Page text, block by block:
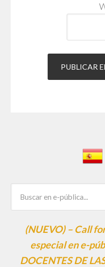
(NUEVO) – Call
especial en e-
DOCENTES DE